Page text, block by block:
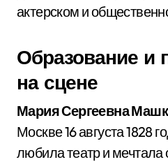
актерском и
Образование и
на сцене
Мария Сергеевна
Москве 16 августа 1828
любила театр и мечтала